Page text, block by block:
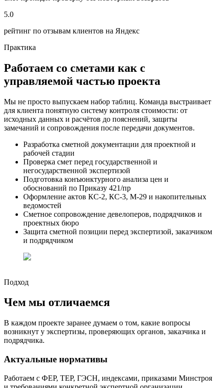
5.0
рейтинг по отзывам клиентов на Яндекс
Практика
Работаем со сметами как с
управляемой частью проекта
Мы не просто выпускаем набор таблиц. Команда выстраивает
для клиента понятную систему контроля стоимости: от
исходных данных и расчётов до пояснений, защиты
замечаний и сопровождения после передачи документов.
Разработка сметной документации для проектной и
рабочей стадии
Проверка смет перед государственной и
негосударственной экспертизой
Подготовка конъюнктурного анализа цен и
обоснований по Приказу 421/пр
Оформление актов КС-2, КС-3, М-29 и накопительных
ведомостей
Сметное сопровождение девелоперов, подрядчиков и
проектных бюро
Защита сметной позиции перед экспертизой, заказчиком
и подрядчиком
Подход
Чем мы отличаемся
В каждом проекте заранее думаем о том, какие вопросы
возникнут у экспертизы, проверяющих органов, заказчика и
подрядчика.
Актуальные нормативы
Работаем с ФЕР, ТЕР, ГЭСН, индексами, приказами Минстроя